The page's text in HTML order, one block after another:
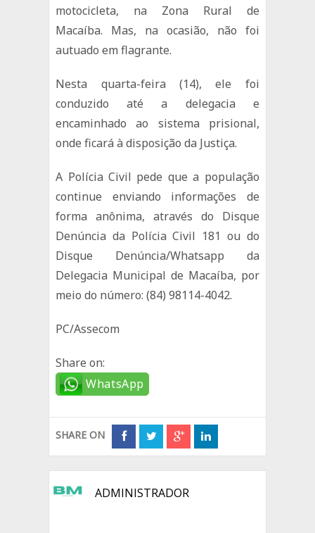
motocicleta, na Zona Rural de
Macaíba. Mas, na ocasião, não foi
autuado em flagrante.
Nesta quarta-feira (14), ele foi
conduzido até a delegacia e
encaminhado ao sistema prisional,
onde ficará à disposição da Justiça.
A Polícia Civil pede que a população
continue enviando informações de
forma anônima, através do Disque
Denúncia da Polícia Civil 181 ou do
Disque Denúncia/Whatsapp da
Delegacia Municipal de Macaíba, por
meio do número: (84) 98114-4042.
PC/Assecom
Share on:
WhatsApp
SHARE ON
ADMINISTRADOR